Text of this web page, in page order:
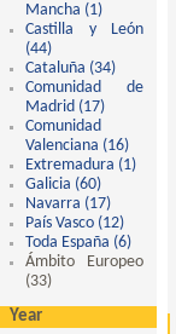
Mancha (1)
Castilla y León
(44)
Cataluña (34) Apply
Comunidad de
Madrid (17) Apply
Comunidad
Valenciana (16)
Extremadura (1)
Galicia (60)
Navarra (17) Apply
País Vasco (12) Apply
Toda España (6)
Ámbito Europeo
(33)
Year